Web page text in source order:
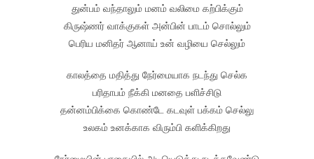
துன்பம் வந்தாலும் மனம் வலிமை கற்பிக்கும்
கிருஷ்ணர் வாக்குகள் அன்பின் பாடம் சொல்லும்
பெரிய மனிதர் ஆனாய் உன் வழியை செல்லும்
காலத்தை மதித்து நேர்மையாக நடந்து செல்க
பரிதாபம் நீக்கி மனதை பளிச்சிடு
தன்னம்பிக்கை கொண்டே கடவுள் பக்கம் செல்லு
உலகம் உனக்காக விரும்பி களிக்கிறது